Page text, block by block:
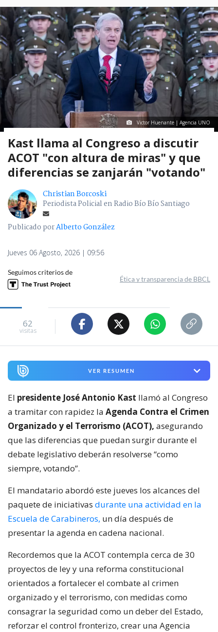
Victor Huenante | Agencia UNO
Kast llama al Congreso a discutir
ACOT "con altura de miras" y que
diferencias se zanjarán "votando"
Christian Borcoski
Periodista Policial en Radio Bío Bío Santiago
Publicado porAlberto González
Jueves 06 Agosto, 2026 | 09:56
Seguimos criterios de
Ética y transparencia de BBCL
62
visitas
VER RESUMEN
El presidente José Antonio Kast llamó al Congreso
a tramitar con rapidez la Agenda Contra el Crimen
Organizado y el Terrorismo (ACOT), asegurando
que las diferencias que puedan surgir durante el
debate legislativo deberán resolverse “como
siempre, votando”.
El mandatario abordó este jueves los alcances del
paquete de iniciativas durante una actividad en la
Escuela de Carabineros, un día después de
presentar la agenda en cadena nacional.
Recordemos que la ACOT contempla cerca de 30
proyectos de ley y una reforma constitucional
orientados a fortalecer el combate al crimen
organizado y el terrorismo, con medidas como
consagrar la seguridad como un deber del Estado,
reforzar el control fronterizo, crear una Agencia